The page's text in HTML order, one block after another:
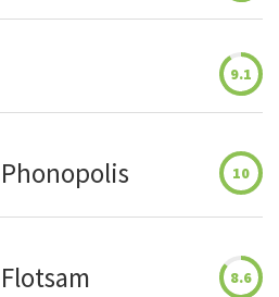
9.1
Phonopolis 10
Flotsam 8.6